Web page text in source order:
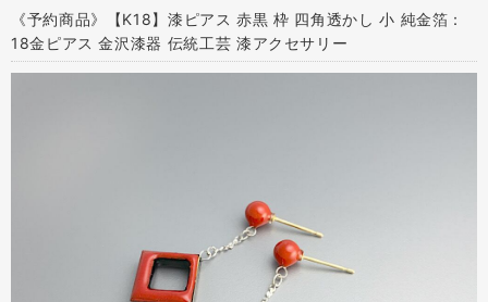
《予約商品》【K18】漆ピアス 赤黒 枠 四角透かし 小 純金箔：
18金ピアス 金沢漆器 伝統工芸 漆アクセサリー